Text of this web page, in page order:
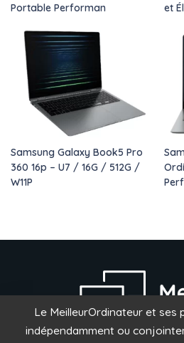
Portable Performan
et
Samsung Galaxy Book5 Pro
360 16p – U7 / 16G / 512G /
W11P
Le MeilleurOrdinateur et ses
indépendamment ou